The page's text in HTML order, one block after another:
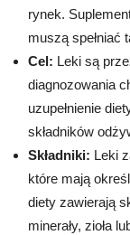
rynek.
muszą spełniać
Cel: Leki są
diagnozowania
uzupełnienie
składników
Składniki: Leki
które mają
diety zawierają
minerały, zioła